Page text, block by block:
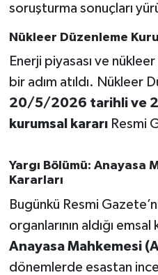
soruşturma sonuçları
Nükleer Düzenleme
Enerji piyasası ve
bir adım atıldı. Nükleer
20/5/2026 tarihli ve
kurumsal kararıResmi
Yargı Bölümü: Anayasa
Kararları
Bugünkü Resmi
organlarının aldığı
Anayasa Mahkemesi
dönemlerde esastan
TEKNOLOJİ
Trend
TÜRKİYE
VİZYONDAKİLER